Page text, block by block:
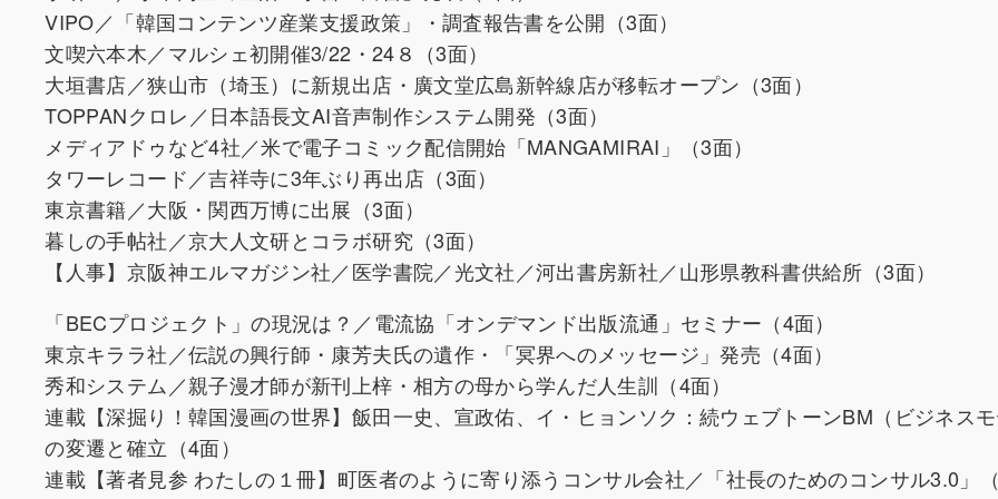
VIPO／「韓国コンテンツ産業支援政策」・調査報告書を公開（3面）
文喫六本木／マルシェ初開催3/22・24８（3面）
大垣書店／狭山市（埼玉）に新規出店・廣文堂広島新幹線店が移転オープン（3面）
TOPPANクロレ／日本語長文AI音声制作システム開発（3面）
メディアドゥなど4社／米で電子コミック配信開始「MANGAMIRAI」（3面）
タワーレコード／吉祥寺に3年ぶり再出店（3面）
東京書籍／大阪・関西万博に出展（3面）
暮しの手帖社／京大人文研とコラボ研究（3面）
【人事】京阪神エルマガジン社／医学書院／光文社／河出書房新社／山形県教科書供給所（3面）
「BECプロジェクト」の現況は？／電流協「オンデマンド出版流通」セミナー（4面）
東京キララ社／伝説の興行師・康芳夫氏の遺作・「冥界へのメッセージ」発売（4面）
秀和システム／親子漫才師が新刊上梓・相方の母から学んだ人生訓（4面）
連載【深掘り！韓国漫画の世界】飯田一史、宣政佑、イ・ヒョンソク：続ウェブトーンBM（ビジネスモ
の変遷と確立（4面）
連載【著者見参 わたしの１冊】町医者のように寄り添うコンサル会社／「社長のためのコンサル3.0」